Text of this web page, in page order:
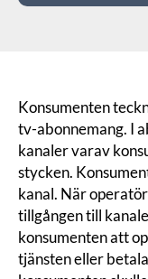
Konsumenten
tv-abonnemang. I
kanaler varav
stycken.
kanal. När
tillgången till
konsumenten att
tjänsten eller